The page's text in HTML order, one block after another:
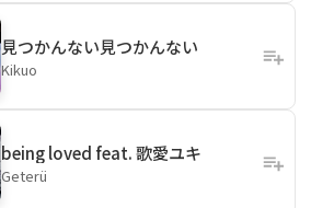
見つかんない見つかんない
Kikuo
being loved feat. 歌愛ユキ
Geterü